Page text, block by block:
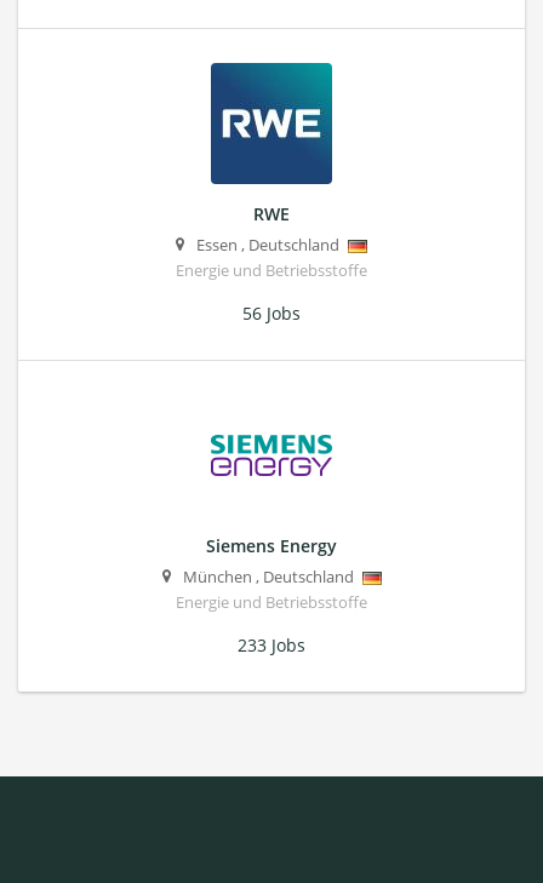
RWE
Essen , Deutschland
Energie und Betriebsstoffe
56 Jobs
Siemens Energy
München , Deutschland
Energie und Betriebsstoffe
233 Jobs